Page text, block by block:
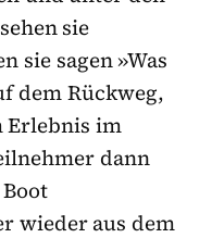
sie
sie sagen »Was
dem Rückweg,
Erlebnis im
dann
wieder aus dem